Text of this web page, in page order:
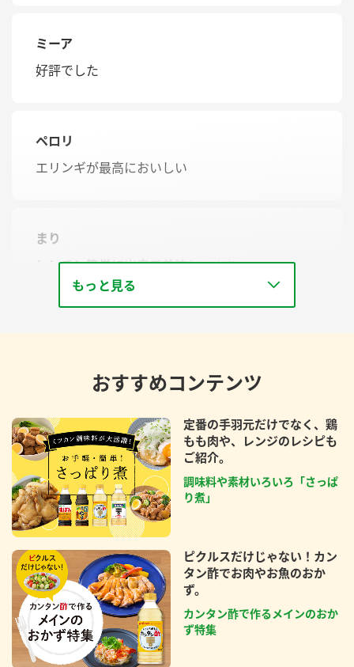
ミーア
好評でした
ペロリ
エリンギが最高においしい
まり
レンチン簡単に出来て美味しいよね
もっと見る
おすすめコンテンツ
定番の手羽元だけでなく、鶏
もも肉や、レンジのレシピも
ご紹介。
調味料や素材いろいろ「さっぱ
り煮」
ピクルスだけじゃない！カン
タン酢でお肉やお魚のおか
ず。
カンタン酢で作るメインのおか
ず特集